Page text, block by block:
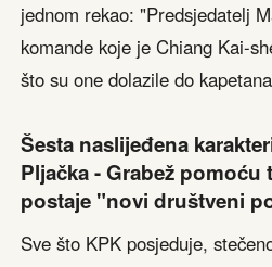
jednom rekao: "Predsjedatelj
komande koje je Chiang Kai-
što su one dolazile do
Šesta naslijeđena
Pljačka - Grabež pomoću
postaje "novi društveni
Sve što KPK posjeduje,